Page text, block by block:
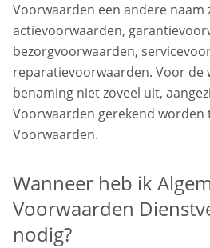
Voorwaarden een andere naam
actievoorwaarden,
bezorgvoorwaarden,
reparatievoorwaarden. Voor de
benaming niet zoveel uit,
Voorwaarden gerekend worden
Voorwaarden.
Wanneer heb ik
Voorwaarden
nodig?